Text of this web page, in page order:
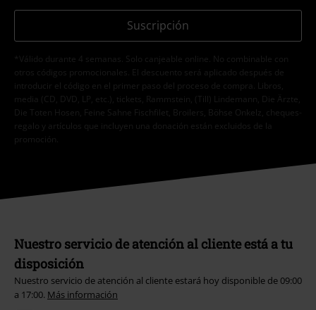
Suscripción
*Válido durante 4 semanas. Solo canjeable online. No combinable con
otros códigos promocionales. El descuento será aplicado después de
introducir el código en el primer paso del proceso de compra. Libros,
media (CD, DVD, LP, etc.), tickets, Rammstein, (Till) Lindemann, Die Ärzte,
Die Toten Hosen, Feine Sahne Fischfilet, Broilers, Böhse Onkelz, cheques-
regalo y artículos que incluyen una donación están excluidos de la
promoción.
Nuestro servicio de atención al cliente está a tu
disposición
Nuestro servicio de atención al cliente estará hoy disponible de 09:00
a 17:00. Más información